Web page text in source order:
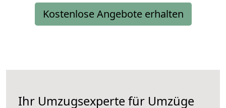
Kostenlose Angebote erhalten
Ihr Umzugsexperte für Umzüge